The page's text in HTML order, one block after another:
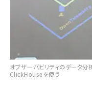
オブザーバビリティのデータ分
ClickHouseを使う